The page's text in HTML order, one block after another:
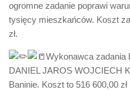
ogromne zadanie poprawi
tysięcy mieszkańców. Koszt
zł.
Wykonawca zadania
DANIEL JAROS WOJCIECH
Baninie. Koszt to 516 600,00